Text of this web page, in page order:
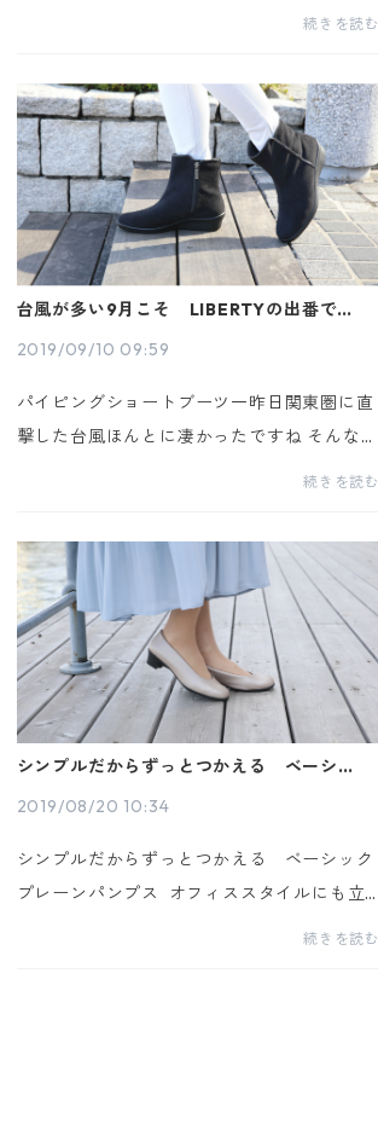
アッパーに使用。その特性を活かしてブーテ
ョン性と履き心地を両立している、ヒ...
続きを読む
台風が多い9月こそ LIBERTYの出番です！
2019/09/10 09:59
パイピングショートブーツ一昨日関東圏に直
撃した台風ほんとに凄かったですね そんな台
風が多い9月こそ LIBERTYの出番です。パ
ご紹介します。 高性能素材ゴアテックス仕...
続きを読む
シンプルだからずっとつかえる ベーシック
2019/08/20 10:34
シンプルだからずっとつかえる ベーシック
プレーンパンプス オフィススタイルにも立
ち仕事にもおススメの、ヒールタイプパンプ
続きを読む